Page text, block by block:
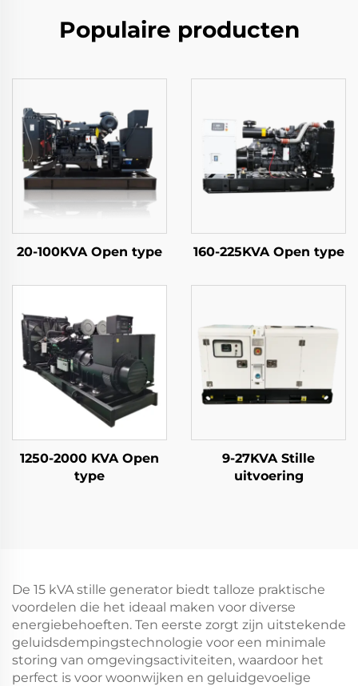
Populaire producten
20-100KVA Open type 160-225KVA Open type
1250-2000 KVA Open
type
9-27KVA Stille
uitvoering
De 15 kVA stille generator biedt talloze praktische
voordelen die het ideaal maken voor diverse
energiebehoeften. Ten eerste zorgt zijn uitstekende
geluidsdempingstechnologie voor een minimale
storing van omgevingsactiviteiten, waardoor het
perfect is voor woonwijken en geluidgevoelige